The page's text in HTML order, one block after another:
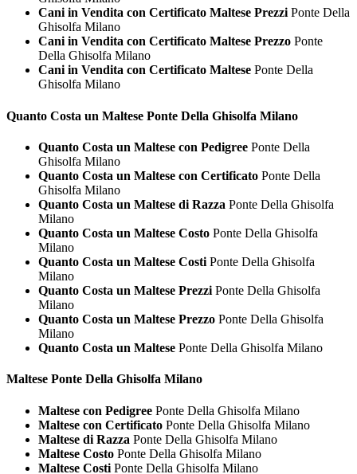
Cani in Vendita con Certificato Maltese PrezziPonte Della
Ghisolfa Milano
Cani in Vendita con Certificato Maltese Prezzo Ponte
Della Ghisolfa Milano
Cani in Vendita con Certificato Maltese Ponte Della
Ghisolfa Milano
Quanto Costa un Maltese Ponte Della Ghisolfa Milano
Quanto Costa un Maltese con Pedigree Ponte Della
Ghisolfa Milano
Quanto Costa un Maltese con Certificato Ponte Della
Ghisolfa Milano
Quanto Costa un Maltese di Razza Ponte Della Ghisolfa
Milano
Quanto Costa un Maltese Costo Ponte Della Ghisolfa
Milano
Quanto Costa un Maltese Costi Ponte Della Ghisolfa
Milano
Quanto Costa un Maltese Prezzi Ponte Della Ghisolfa
Milano
Quanto Costa un Maltese Prezzo Ponte Della Ghisolfa
Milano
Quanto Costa un Maltese Ponte Della Ghisolfa Milano
Maltese Ponte Della Ghisolfa Milano
Maltese con Pedigree Ponte Della Ghisolfa Milano
Maltese con Certificato Ponte Della Ghisolfa Milano
Maltese di Razza Ponte Della Ghisolfa Milano
Maltese Costo Ponte Della Ghisolfa Milano
Maltese Costi Ponte Della Ghisolfa Milano